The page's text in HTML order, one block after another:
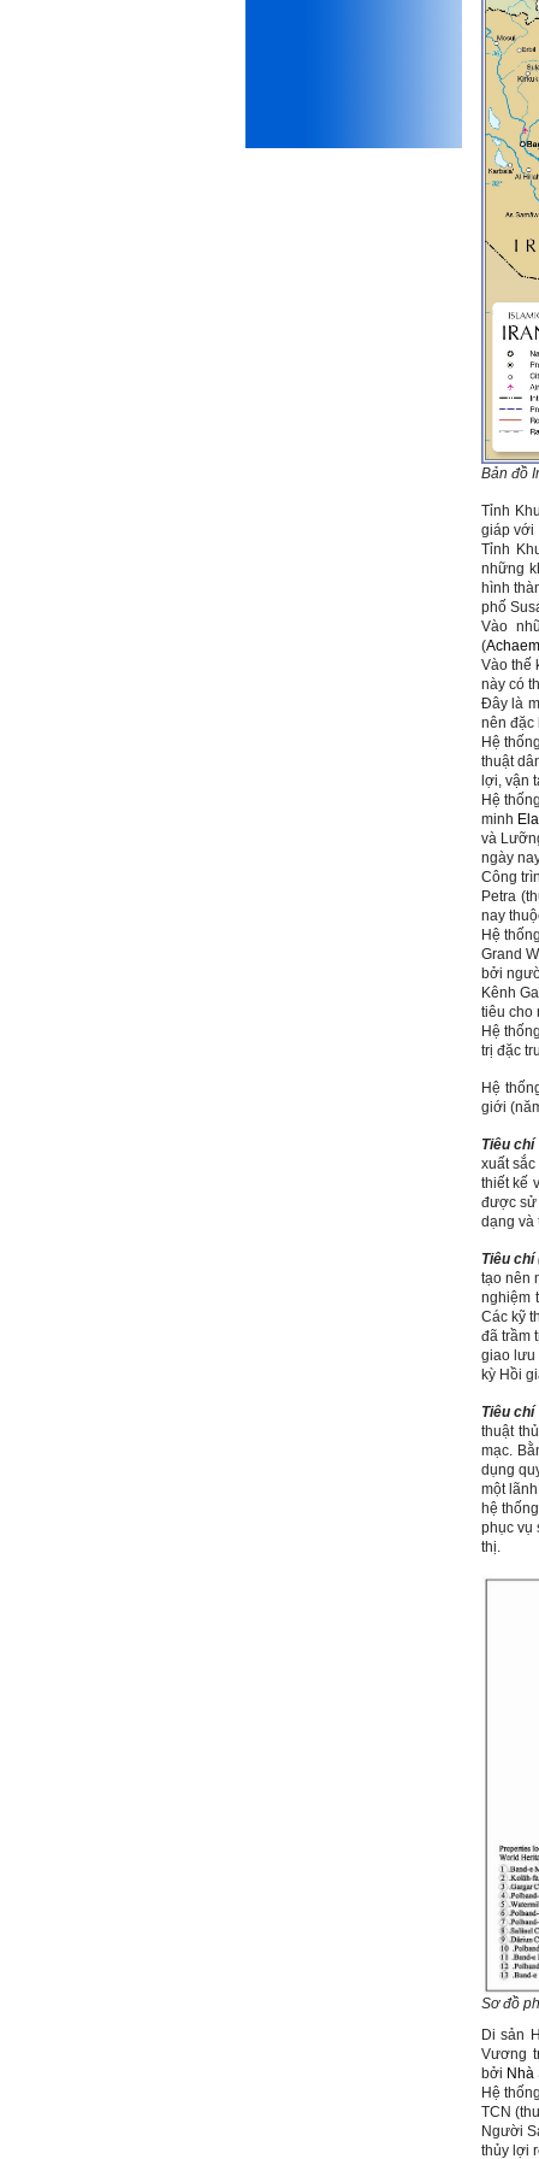
Một số việc phải làm ngay:
Bản đồ
Tỉnh
giáp với
Tỉnh
những
hình
phố
Vào
(
Vào thế
nàycó
Đây là
nên đặc
Hệ
thuật
lợi, vận
Hệ
minh
và
ngày
Công
Petra
nay
Hệ
Grand
bởi
Kênh
tiêu cho
Hệ
trị đặc
Hệ
giới
Tiêu chí
xuất
thiết kế
được sử
dạng và
Tiêu chí
tạo nên
nghiệm
Các kỹ
đã trầm
giao lưu
kỳ Hồi
Tiêu chí
thuật
mạc.
dụng
một
hệ
phục vụ
thị.
Sơ đồ
Di sản
Vương
bởi Nhà
Hệ
TCN
Người
thủy lợi